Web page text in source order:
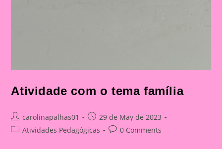
Atividade com o tema família
Post
author:
carolinapalhas01
Post
published:
29 de May de 2023
PostAtividades Pedagógicas
Post0 Comments